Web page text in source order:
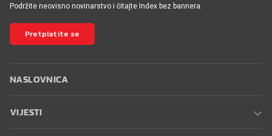
Podržite neovisno novinarstvo i čitajte Index bez bannera.
Pretplatite se
NASLOVNICA
VIJESTI